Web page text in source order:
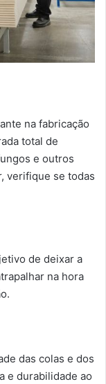
na fabricação
total de
e outros
verifique se todas
de deixar a
na hora
das colas e dos
e durabilidade ao